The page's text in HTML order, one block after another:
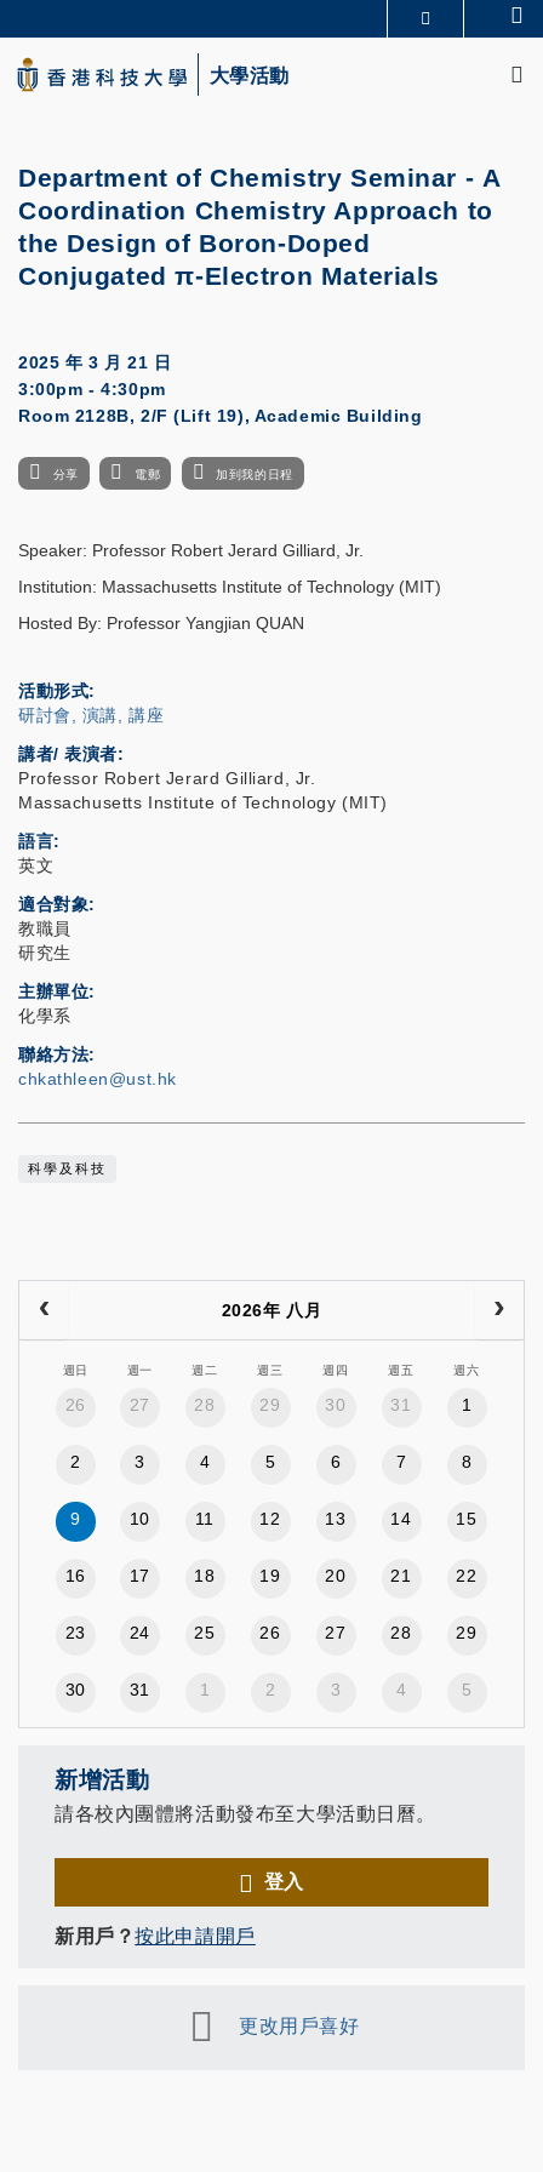
to
main
content
生活@科大
大學活動
Department of Chemistry Seminar - A
Coordination Chemistry Approach to
the Design of Boron-Doped
Conjugated π-Electron Materials
2025 年 3 月 21 日
3:00pm - 4:30pm
Room 2128B, 2/F (Lift 19), Academic Building
分享 電郵 加到我的日程
Speaker: Professor Robert Jerard Gilliard, Jr.
Institution: Massachusetts Institute of Technology (MIT)
Hosted By: Professor Yangjian QUAN
活動形式
研討會, 演講, 講座
講者/ 表演者:
Professor Robert Jerard Gilliard, Jr.
Massachusetts Institute of Technology (MIT)
語言
英文
適合對象
教職員
研究生
主辦單位
化學系
聯絡方法
chkathleen@ust.hk
科學及科技
2026年 八月
週日 週一 週二 週三 週四 週五 週六
26 27 28 29 30 31 1
2 3 4 5 6 7 8
9 10 11 12 13 14 15
16 17 18 19 20 21 22
23 24 25 26 27 28 29
30 31 1 2 3 4 5
新增活動
請各校內團體將活動發布至大學活動日曆。
登入
新用戶？按此申請開戶
更改用戶喜好